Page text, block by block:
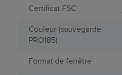
Certificat FSC
Couleur (sauvegarde
PRO185)
Format de fenêtre